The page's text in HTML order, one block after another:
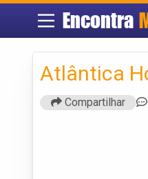
Encontra
Atlântica
Compartilhar